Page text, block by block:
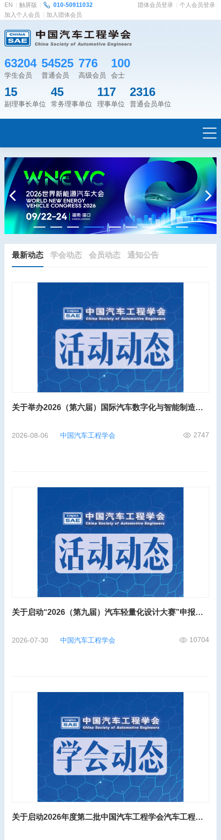
EN 触屏版 010-50911032 团体会员登录
个人会员登录
加入个人会员
加入团体会员
63204
学生会员
54525
普通会员
776
高级会员
100
会士
15
副理事长单位
45
常务理事单位
117
理事单位
2316
普通会员单位
Previous Next
最新动态 学会动态 会员动态 通知公告
关于举办2026（第六届）国际汽车数字化与智能制造大会的第二轮通知
2026-08-06 中国汽车工程学会 2747
关于启动“2026（第九届）汽车轻量化设计大赛”申报工作的通知
2026-07-30 中国汽车工程学会 10704
关于启动2026年度第二批中国汽车工程学会汽车工程师工程能力评价的通知